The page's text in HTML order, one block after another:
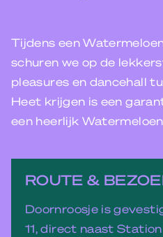
Tijdens een
schuren we op de
pleasures en dancehall
Heet krijgen is een
een heerlijk
ROUTE &
Doornroosje is
11, direct naast